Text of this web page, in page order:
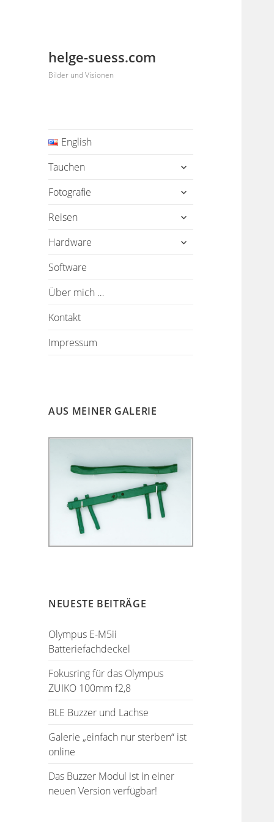
helge-suess.com
Bilder und Visionen
English
Tauchen
Fotografie
Reisen
Hardware
Software
Über mich …
Kontakt
Impressum
AUS MEINER GALERIE
NEUESTE BEITRÄGE
Olympus E-M5ii
Batteriefachdeckel
Fokusring für das Olympus
ZUIKO 100mm f2,8
BLE Buzzer und Lachse
Galerie „einfach nur sterben“ ist
online
Das Buzzer Modul ist in einer
neuen Version verfügbar!